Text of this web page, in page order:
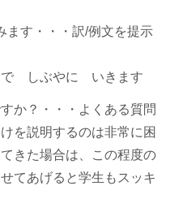
ま す・・・訳/例文を提示
で しぶやに いき ま す
か？・・・よくある質問
を説明するのは非常に困
きた場合は、この程度の
てあげると学生もスッキ